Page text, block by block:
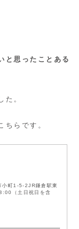
と思ったことある
た。
ちらです。
小町1-5-2JR鎌倉駅東
（土日祝日を含